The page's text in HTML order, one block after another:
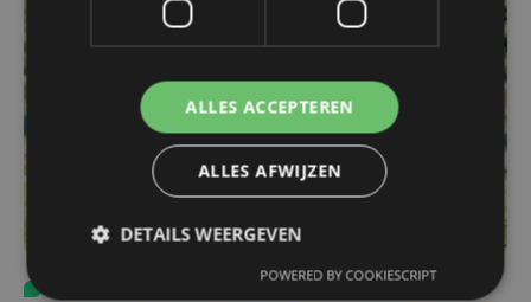
ALLES ACCEPTEREN
ALLES AFWIJZEN
DETAILS WEERGEVEN
POWERED BY COOKIESCRIPT